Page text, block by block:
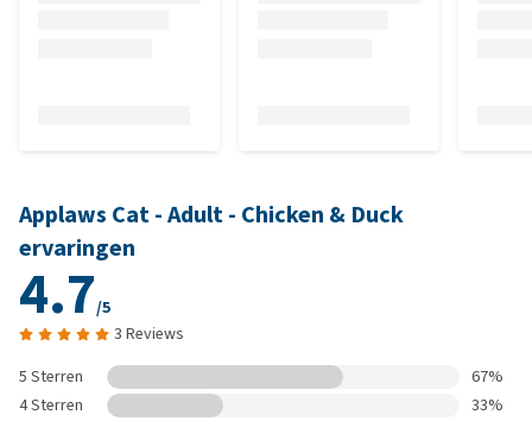
Applaws Cat - Adult - Chicken & Duck
ervaringen
4.7/5
3 Reviews
5 Sterren
67%
4 Sterren
33%